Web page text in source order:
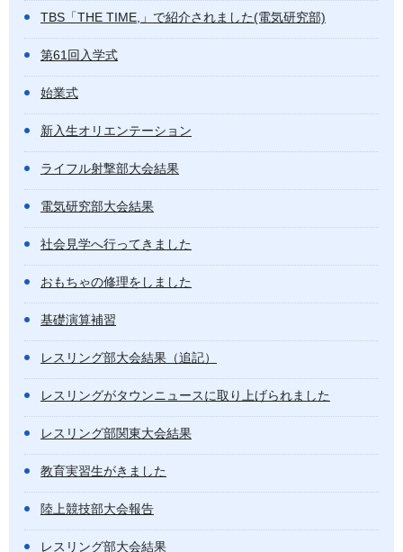
TBS「THE TIME,」で紹介されました(電気研究部)
第61回入学式
始業式
新入生オリエンテーション
ライフル射撃部大会結果
電気研究部大会結果
社会見学へ行ってきました
おもちゃの修理をしました
基礎演算補習
レスリング部大会結果（追記）
レスリングがタウンニュースに取り上げられました
レスリング部関東大会結果
教育実習生がきました
陸上競技部大会報告
レスリング部大会結果